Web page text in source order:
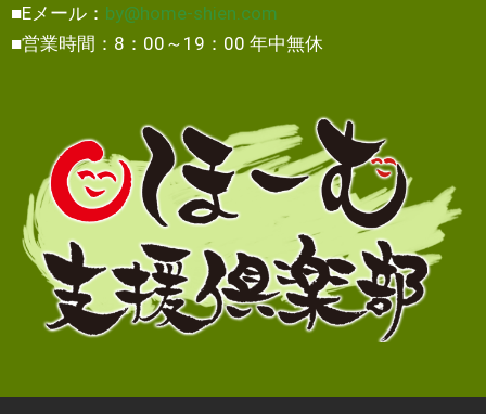
■Eメール： by@home-shien.com
■営業時間：8：00～19：00 年中無休